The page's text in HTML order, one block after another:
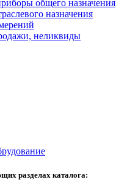
общего назначения
назначения
неликвиды
разделах каталога: